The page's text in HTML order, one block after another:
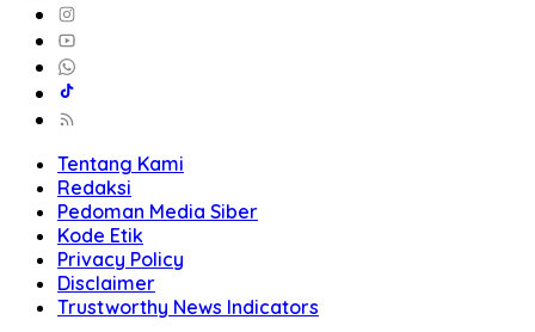
Tentang Kami
Redaksi
Pedoman Media Siber
Kode Etik
Privacy Policy
Disclaimer
Trustworthy News Indicators